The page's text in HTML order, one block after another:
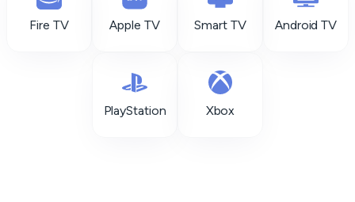
Fire TV Apple TV Smart TV Android TV
PlayStation Xbox